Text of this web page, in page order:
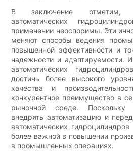
В заключение отметим,
автоматических
применении неоспоримы. Эти
меняют способы ведения
повышенной эффективности и
надежности и адаптируемости.
автоматических
достичь более высокого
качества и
конкурентное преимущество в
рыночной среде. Поскольку
внедрять автоматизацию и
автоматических
более важной в повышении
в промышленных операциях.